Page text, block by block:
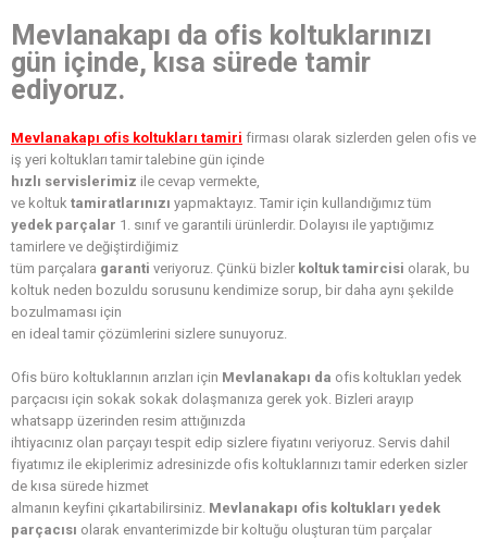
Mevlanakapı da ofis koltuklarınızı
gün içinde, kısa sürede tamir
ediyoruz.
Mevlanakapı ofis koltukları tamiri firması olarak sizlerden gelen ofis ve
iş yeri koltukları tamir talebine gün içinde
hızlı servislerimiz ile cevap vermekte,
ve koltuk tamiratlarınızı yapmaktayız. Tamir için kullandığımız tüm
yedek parçalar 1. sınıf ve garantili ürünlerdir. Dolayısı ile yaptığımız
tamirlere ve değiştirdiğimiz
tüm parçalara garanti veriyoruz. Çünkü bizler koltuk tamircisi olarak, bu
koltuk neden bozuldu sorusunu kendimize sorup, bir daha aynı şekilde
bozulmaması için
en ideal tamir çözümlerini sizlere sunuyoruz.
Ofis büro koltuklarının arızları için Mevlanakapı da ofis koltukları yedek
parçacısı için sokak sokak dolaşmanıza gerek yok. Bizleri arayıp
whatsapp üzerinden resim attığınızda
ihtiyacınız olan parçayı tespit edip sizlere fiyatını veriyoruz. Servis dahil
fiyatımız ile ekiplerimiz adresinizde ofis koltuklarınızı tamir ederken sizler
de kısa sürede hizmet
almanın keyfini çıkartabilirsiniz. Mevlanakapı ofis koltukları yedek
parçacısı olarak envanterimizde bir koltuğu oluşturan tüm parçalar